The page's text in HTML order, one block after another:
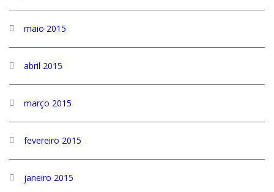
maio 2015
abril 2015
março 2015
fevereiro 2015
janeiro 2015